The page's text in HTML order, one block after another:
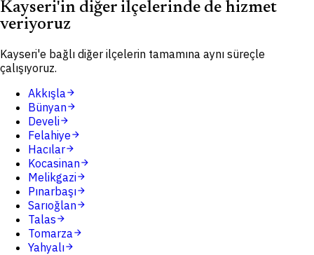
Kayseri'in diğer ilçelerinde de hizmet
veriyoruz
Kayseri'e bağlı diğer ilçelerin tamamına aynı süreçle
çalışıyoruz.
Akkışlaarrow_forward
Bünyanarrow_forward
Develiarrow_forward
Felahiyearrow_forward
Hacılararrow_forward
Kocasinanarrow_forward
Melikgaziarrow_forward
Pınarbaşıarrow_forward
Sarıoğlanarrow_forward
Talasarrow_forward
Tomarzaarrow_forward
Yahyalıarrow_forward